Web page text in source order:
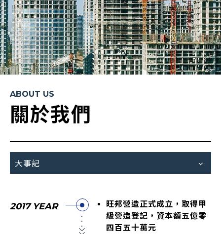
ABOUT US
關於我們
大事記
2017 YEAR
旺邦營造正式成立，取得甲
級營造登記，資本額五億零
四百五十萬元